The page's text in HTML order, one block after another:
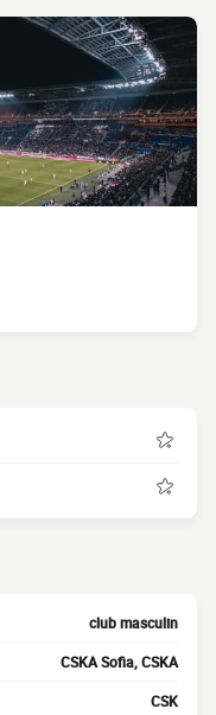
club masculin
CSKA Sofia, CSKA
CSK